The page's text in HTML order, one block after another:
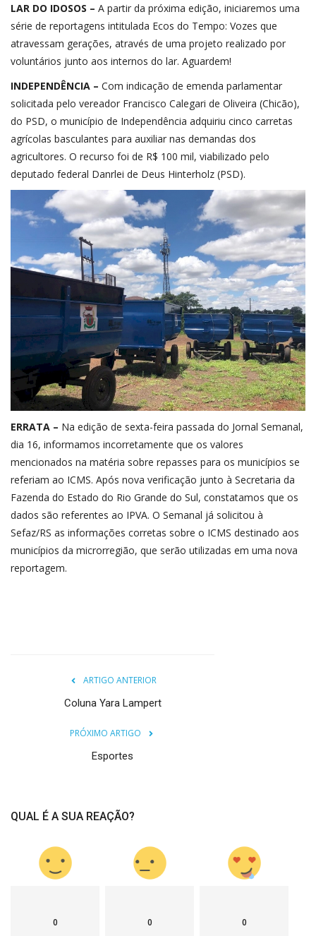
LAR DO IDOSOS – A partir da próxima edição, iniciaremos uma
série de reportagens intitulada Ecos do Tempo: Vozes que
atravessam gerações, através de uma projeto realizado por
voluntários junto aos internos do lar. Aguardem!
INDEPENDÊNCIA – Com indicação de emenda parlamentar
solicitada pelo vereador Francisco Calegari de Oliveira (Chicão),
do PSD, o município de Independência adquiriu cinco carretas
agrícolas basculantes para auxiliar nas demandas dos
agricultores. O recurso foi de R$ 100 mil, viabilizado pelo
deputado federal Danrlei de Deus Hinterholz (PSD).
ERRATA – Na edição de sexta-feira passada do Jornal Semanal,
dia 16, informamos incorretamente que os valores
mencionados na matéria sobre repasses para os municípios se
referiam ao ICMS. Após nova verificação junto à Secretaria da
Fazenda do Estado do Rio Grande do Sul, constatamos que os
dados são referentes ao IPVA. O Semanal já solicitou à
Sefaz/RS as informações corretas sobre o ICMS destinado aos
municípios da microrregião, que serão utilizadas em uma nova
reportagem.
ARTIGO ANTERIOR
Coluna Yara Lampert
PRÓXIMO ARTIGO
Esportes
QUAL É A SUA REAÇÃO?
0 0 0